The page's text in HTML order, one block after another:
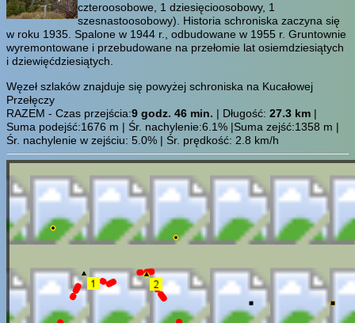
czteroosobowe, 1 dziesięcioosobowy, 1
szesnastoosobowy). Historia schroniska zaczyna się
w roku 1935. Spalone w 1944 r., odbudowane w 1955 r. Gruntownie
wyremontowane i przebudowane na przełomie lat osiemdziesiątych
i dziewięćdziesiątych.
Węzeł szlaków znajduje się powyżej schroniska na Kucałowej
Przełęczy
RAZEM - Czas przejścia:9 godz. 46 min. | Długość: 27.3 km |
Suma podejść:1676 m | Śr. nachylenie:6.1% |Suma zejść:1358 m |
Śr. nachylenie w zejściu: 5.0% | Śr. prędkość: 2.8 km/h